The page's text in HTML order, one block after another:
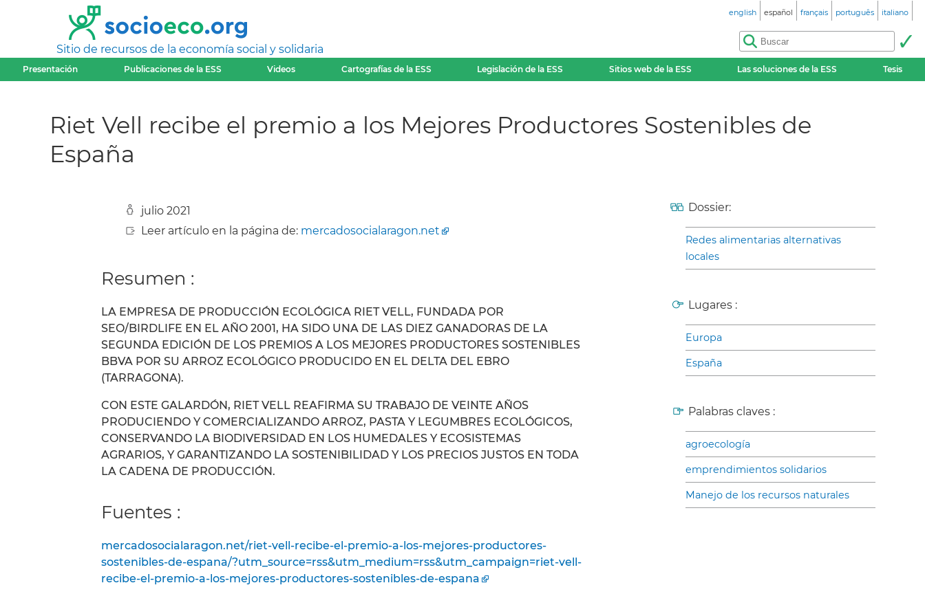
Sitio de recursos de la economía social y solidaria
english español français português italiano
Presentación Publicaciones de la ESS Videos Cartografías de la ESS Legislación de la ESS Sitios web de la ESS Las soluciones de la ESS Tesis
Riet Vell recibe el premio a los Mejores Productores Sostenibles de
España
julio 2021
Leer artículo en la página de: mercadosocialaragon.net
Resumen :
LA EMPRESA DE PRODUCCIÓN ECOLÓGICA RIET VELL, FUNDADA POR
SEO/BIRDLIFE EN EL AÑO 2001, HA SIDO UNA DE LAS DIEZ GANADORAS DE LA
SEGUNDA EDICIÓN DE LOS PREMIOS A LOS MEJORES PRODUCTORES SOSTENIBLES
BBVA POR SU ARROZ ECOLÓGICO PRODUCIDO EN EL DELTA DEL EBRO
(TARRAGONA).
CON ESTE GALARDÓN, RIET VELL REAFIRMA SU TRABAJO DE VEINTE AÑOS
PRODUCIENDO Y COMERCIALIZANDO ARROZ, PASTA Y LEGUMBRES ECOLÓGICOS,
CONSERVANDO LA BIODIVERSIDAD EN LOS HUMEDALES Y ECOSISTEMAS
AGRARIOS, Y GARANTIZANDO LA SOSTENIBILIDAD Y LOS PRECIOS JUSTOS EN TODA
LA CADENA DE PRODUCCIÓN.
Fuentes :
mercadosocialaragon.net/riet-vell-recibe-el-premio-a-los-mejores-productores-
sostenibles-de-espana/?utm_source=rss&utm_medium=rss&utm_campaign=riet-vell-
recibe-el-premio-a-los-mejores-productores-sostenibles-de-espana
Dossier:
Redes alimentarias alternativas
locales
Lugares :
Europa
España
Palabras claves :
agroecología
emprendimientos solidarios
Manejo de los recursos naturales